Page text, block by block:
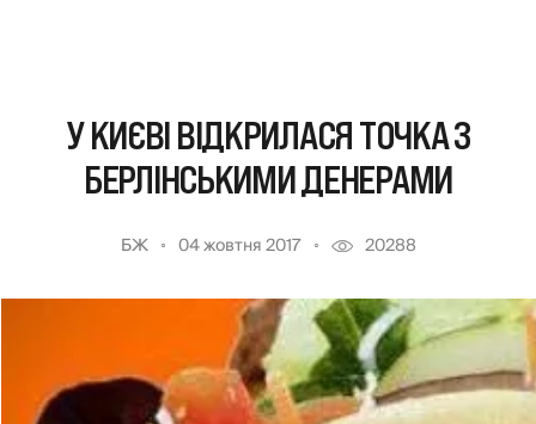
У КИЄВІ ВІДКРИЛАСЯ ТОЧКА З
БЕРЛІНСЬКИМИ ДЕНЕРАМИ
БЖ 04 жовтня 2017 20288